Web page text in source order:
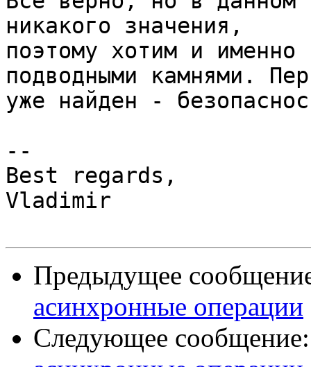
никакого значения,
поэтому хотим и именно
подводными камнями.
уже найден -
--
Best regards,
Vladimir
Предыдущее
асинхронные операции
Следующее